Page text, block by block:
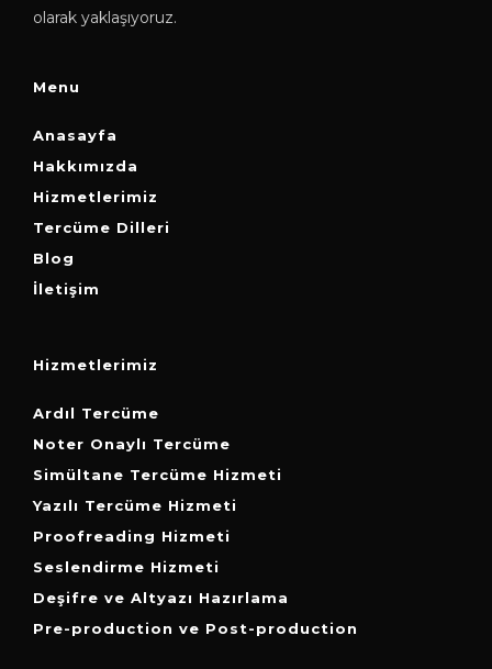
olarak yaklaşıyoruz.
Menu
Anasayfa
Hakkımızda
Hizmetlerimiz
Tercüme Dilleri
Blog
İletişim
Hizmetlerimiz
Ardıl Tercüme
Noter Onaylı Tercüme
Simültane Tercüme Hizmeti
Yazılı Tercüme Hizmeti
Proofreading Hizmeti
Seslendirme Hizmeti
Deşifre ve Altyazı Hazırlama
Pre-production ve Post-production